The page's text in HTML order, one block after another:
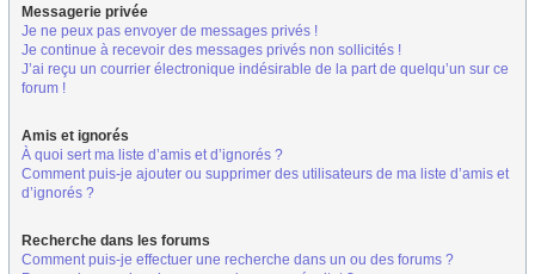
Messagerie privée
Je ne peux pas envoyer de messages privés !
Je continue à recevoir des messages privés non sollicités !
J’ai reçu un courrier électronique indésirable de la part de quelqu’un sur ce
forum !
Amis et ignorés
À quoi sert ma liste d’amis et d’ignorés ?
Comment puis-je ajouter ou supprimer des utilisateurs de ma liste d’amis et
d’ignorés ?
Recherche dans les forums
Comment puis-je effectuer une recherche dans un ou des forums ?